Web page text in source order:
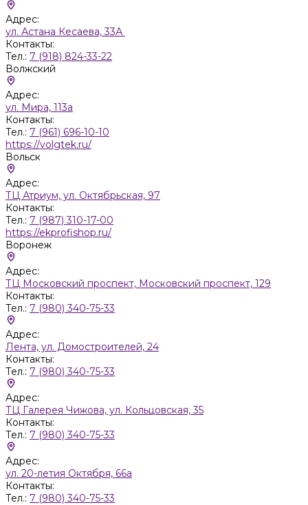
Адрес:
ул. Астана Кесаева, 33А
Контакты:
Тел.: 7 (918) 824-33-22
Волжский
Адрес:
ул. Мира, 113а
Контакты:
Тел.: 7 (961) 696-10-10
https://volgtek.ru/
Вольск
Адрес:
ТЦ Атриум, ул. Октябрьская, 97
Контакты:
Тел.: 7 (987) 310-17-00
https://ekprofishop.ru/
Воронеж
Адрес:
ТЦ Московский проспект, Московский проспект, 129
Контакты:
Тел.: 7 (980) 340-75-33
Адрес:
Лента, ул. Домостроителей, 24
Контакты:
Тел.: 7 (980) 340-75-33
Адрес:
ТЦ Галерея Чижова, ул. Кольцовская, 35
Контакты:
Тел.: 7 (980) 340-75-33
Адрес:
ул. 20-летия Октября, 66а
Контакты:
Тел.: 7 (980) 340-75-33